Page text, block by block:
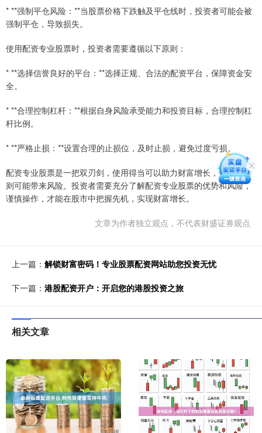
* **强制平仓风险：**当股票价格下跌触及平仓线时，投资者可能会被
强制平仓，导致损失。
使用配资专业股票时，投资者需要遵循以下原则：
* **选择信誉良好的平台：**选择正规、合法的配资平台，保障资金安
全。
* **合理控制杠杆：**根据自身风险承受能力和投资目标，合理控制杠
杆比例。
* **严格止损：**设置合理的止损位，及时止损，避免过度亏损。
配资专业股票是一把双刃剑，使用得当可以助力财富增长，使用不当
则可能带来风险。投资者需要充分了解配资专业股票的优势和风险，
谨慎操作，才能在股市中把握先机，实现财富增长。
文章为作者独立观点，不代表财盛证券观点
上一篇： 解锁财富密码！专业股票配资网站助您投资无忧
下一篇： 港股配资开户：开启您的港股投资之旅
相关文章